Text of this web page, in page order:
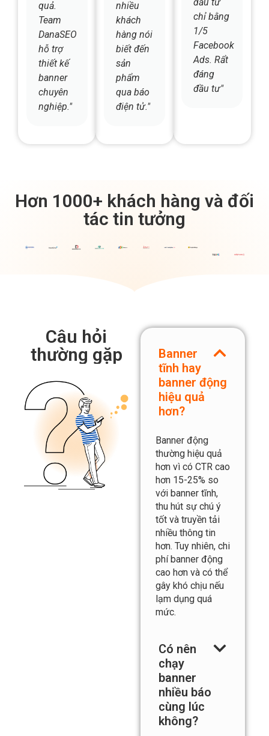
thực sự
hiệu
quả.
Team
DanaSEO
hỗ trợ
thiết kế
banner
nghiệp."
hiệu
tăng vọt,
nhiều
khách
hàng nói
biết đến
sản
phẩm
điện tử."
hàng trả
phí. Phí
đầu tư
chỉ bằng
1/5
Facebook
Ads. Rẩt
tác tin tưởng
thường gặp​
Banner
tĩnh hay
banner động
hiệu quả
hơn?
Banner động
thường hiệu quả
hơn vì có CTR cao
hơn 15-25% so
với banner tĩnh,
thu hút sự chú ý
tốt và truyền tải
nhiều thông tin
hơn. Tuy nhiên, chi
phí banner động
cao hơn và có thể
mức.
Có nên
chạy
banner
nhiều báo